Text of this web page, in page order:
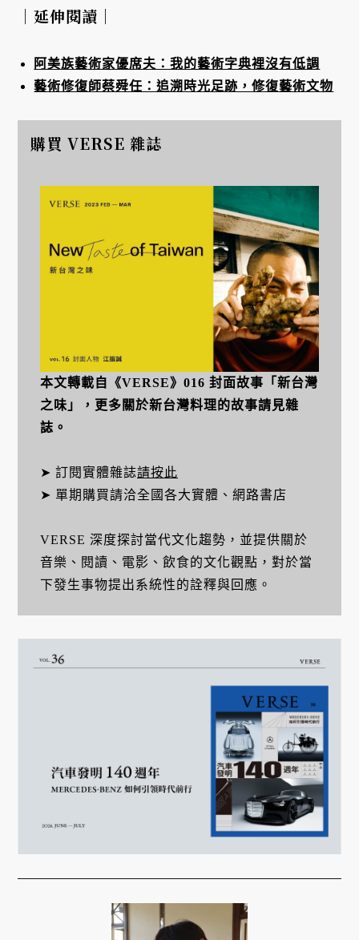
｜延伸閱讀｜
阿美族藝術家優席夫：我的藝術字典裡沒有低調
藝術修復師蔡舜任：追溯時光足跡，修復藝術文物
購買 VERSE 雜誌
本文轉載自《VERSE》016 封面故事「新台灣
之味」，更多關於新台灣料理的故事請見雜
誌。
➤ 訂閱實體雜誌請按此
➤ 單期購買請洽全國各大實體、網路書店
VERSE 深度探討當代文化趨勢，並提供關於
音樂、閱讀、電影、飲食的文化觀點，對於當
下發生事物提出系統性的詮釋與回應。